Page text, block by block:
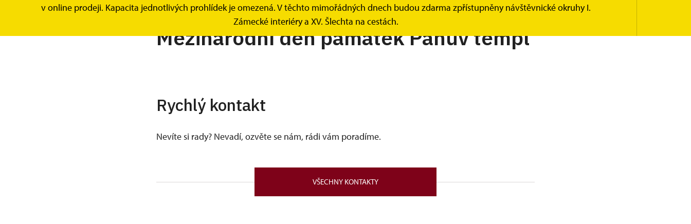
v online prodeji. Kapacita jednotlivých prohlídek je omezená. V těchto mimořádných dnech budou zdarma zpřístupněny návštěvnické okruhy I.
Zámecké interiéry a XV. Šlechta na cestách.
Mezinárodní den památek Panův templ
Rychlý kontakt
Nevíte si rady? Nevadí, ozvěte se nám, rádi vám poradíme.
VŠECHNY KONTAKTY